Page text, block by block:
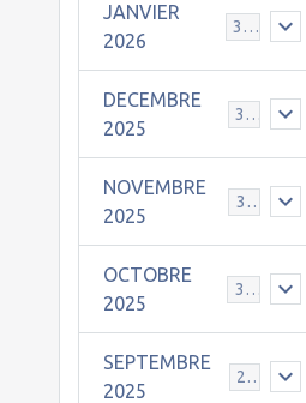
JANVIER
2026
31
DECEMBRE
2025
30
NOVEMBRE
2025
30
OCTOBRE
2025
31
SEPTEMBRE
2025
25